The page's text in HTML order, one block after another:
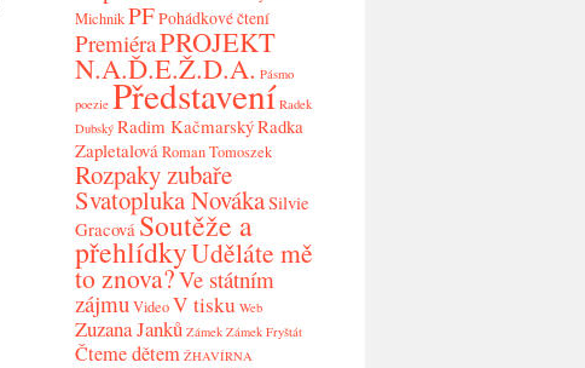
MichnikPFPohádkové čtení
PremiéraPROJEKT
N.A.Ď.E.Ž.D.A. Pásmo
poezie Představení Radek
Dubský Radim KačmarskýRadka
ZapletalováRoman Tomoszek
Rozpaky zubaře
Svatopluka NovákaSilvie
Gracová Soutěže a
přehlídkyUděláte mě
to znova?Ve státním
zájmuVideoV tisku Web
Zuzana Janků Zámek Zámek Fryštát
Čteme dětem ŽHAVÍRNA